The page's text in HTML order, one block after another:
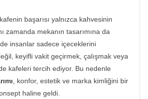
başarısı yalnızca kahvesinin
zamanda mekanın tasarımına da
insanlar sadece içeceklerini
keyifli vakit geçirmek, çalışmak veya
kafeleri tercih ediyor. Bu nedenle
, konfor, estetik ve marka kimliğini bir
haline geldi.